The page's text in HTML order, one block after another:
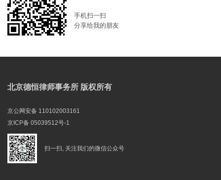
手机扫一扫
分享给我的朋友
北京德恒律师事务所 版权所有
京公网安备 110102003161
京ICP备 05039512号-1
扫一扫, 关注我们的微信公众号